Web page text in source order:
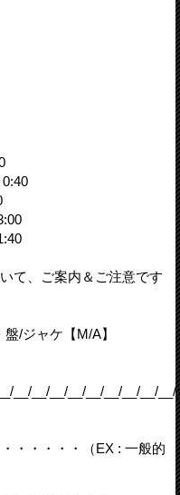
、ご案内＆ご注意です
/ジャケ【M/A】
__/__/__/__/__/__/__/__/
・・・・・（EX : 一般的